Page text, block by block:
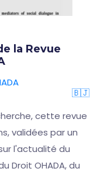
la Revue
🇧🇯
cette revue
validées par un
l'actualité du
Droit OHADA, du